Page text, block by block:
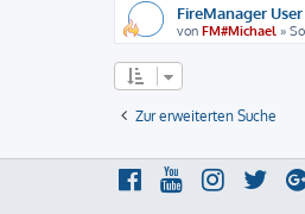
FireManager
von FM#Michael »
Zur erweiterten Suche